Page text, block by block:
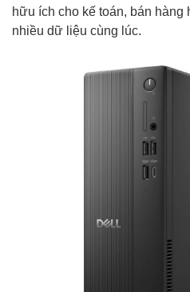
hữu ích cho kế toán, bán hàng
nhiều dữ liệu cùng lúc.